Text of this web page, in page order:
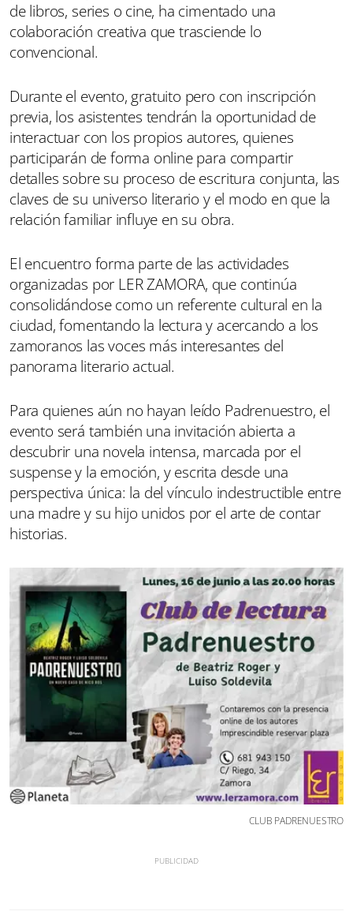
de libros, series o cine, ha cimentado una
colaboración creativa que trasciende lo
convencional.
Durante el evento, gratuito pero con inscripción
previa, los asistentes tendrán la oportunidad de
interactuar con los propios autores, quienes
participarán de forma online para compartir
detalles sobre su proceso de escritura conjunta, las
claves de su universo literario y el modo en que la
relación familiar influye en su obra.
El encuentro forma parte de las actividades
organizadas por LER ZAMORA, que continúa
consolidándose como un referente cultural en la
ciudad, fomentando la lectura y acercando a los
zamoranos las voces más interesantes del
panorama literario actual.
Para quienes aún no hayan leído Padrenuestro, el
evento será también una invitación abierta a
descubrir una novela intensa, marcada por el
suspense y la emoción, y escrita desde una
perspectiva única: la del vínculo indestructible entre
una madre y su hijo unidos por el arte de contar
historias.
CLUB PADRENUESTRO